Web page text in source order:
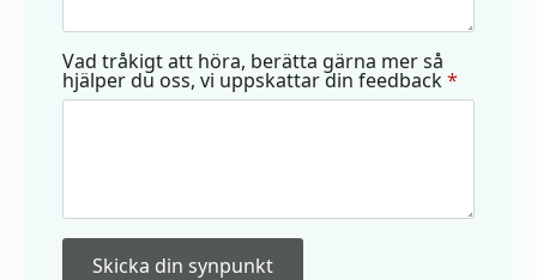
Vad tråkigt att höra, berätta gärna mer så
hjälper du oss, vi uppskattar din feedback*
Skicka din synpunkt